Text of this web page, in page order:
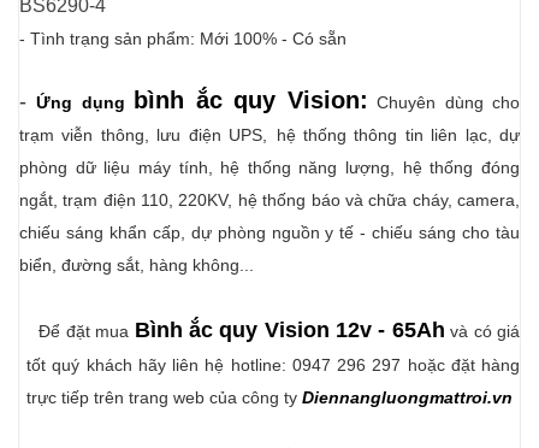
BS6290-4
- Tình trạng sản phẩm: Mới 100% - Có sẵn
-Ứng dụng bình ắc quy Vision: Chuyên dùng cho
trạm viễn thông, lưu điện UPS,
hệthống thông tin liên lạc, dự
phòng dữ liệu máy tính, hệ thống năng lượng, hệ thống đóng
ngắt, trạm điện 110, 220KV, hệ thống báo và chữa cháy, camera,
chiếu sáng khẩn cấp, dự phòng nguồn y tế - chiếu sáng cho tàu
biển, đường sắt, hàng không...
Để đặt mua Bình ắc quy Vision 12v - 65Ah và có giá
tốt quý khách hãy liên hệ hotline: 0947 296 297 hoặc đặt hàng
trực tiếp trên trang web của công ty Diennangluongmattroi.vn